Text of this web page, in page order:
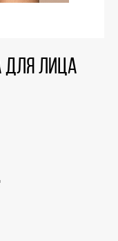
для лица